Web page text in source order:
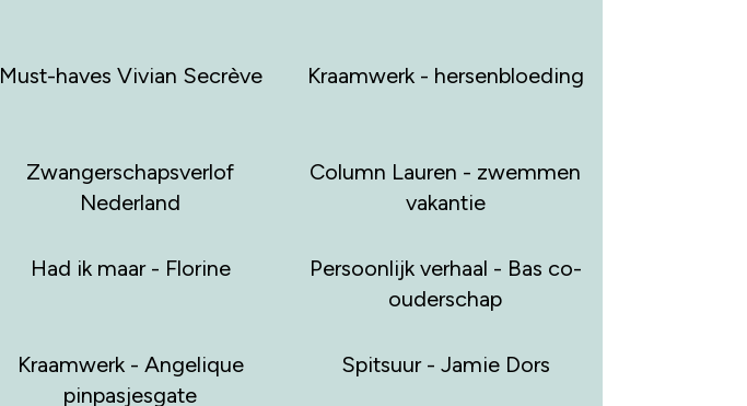
Must-haves Vivian Secrève Kraamwerk - hersenbloeding
Zwangerschapsverlof
Nederland
Column Lauren - zwemmen
vakantie
Had ik maar - Florine
Persoonlijk verhaal - Bas co-
ouderschap
Kraamwerk - Angelique
pinpasjesgate
Spitsuur - Jamie Dors